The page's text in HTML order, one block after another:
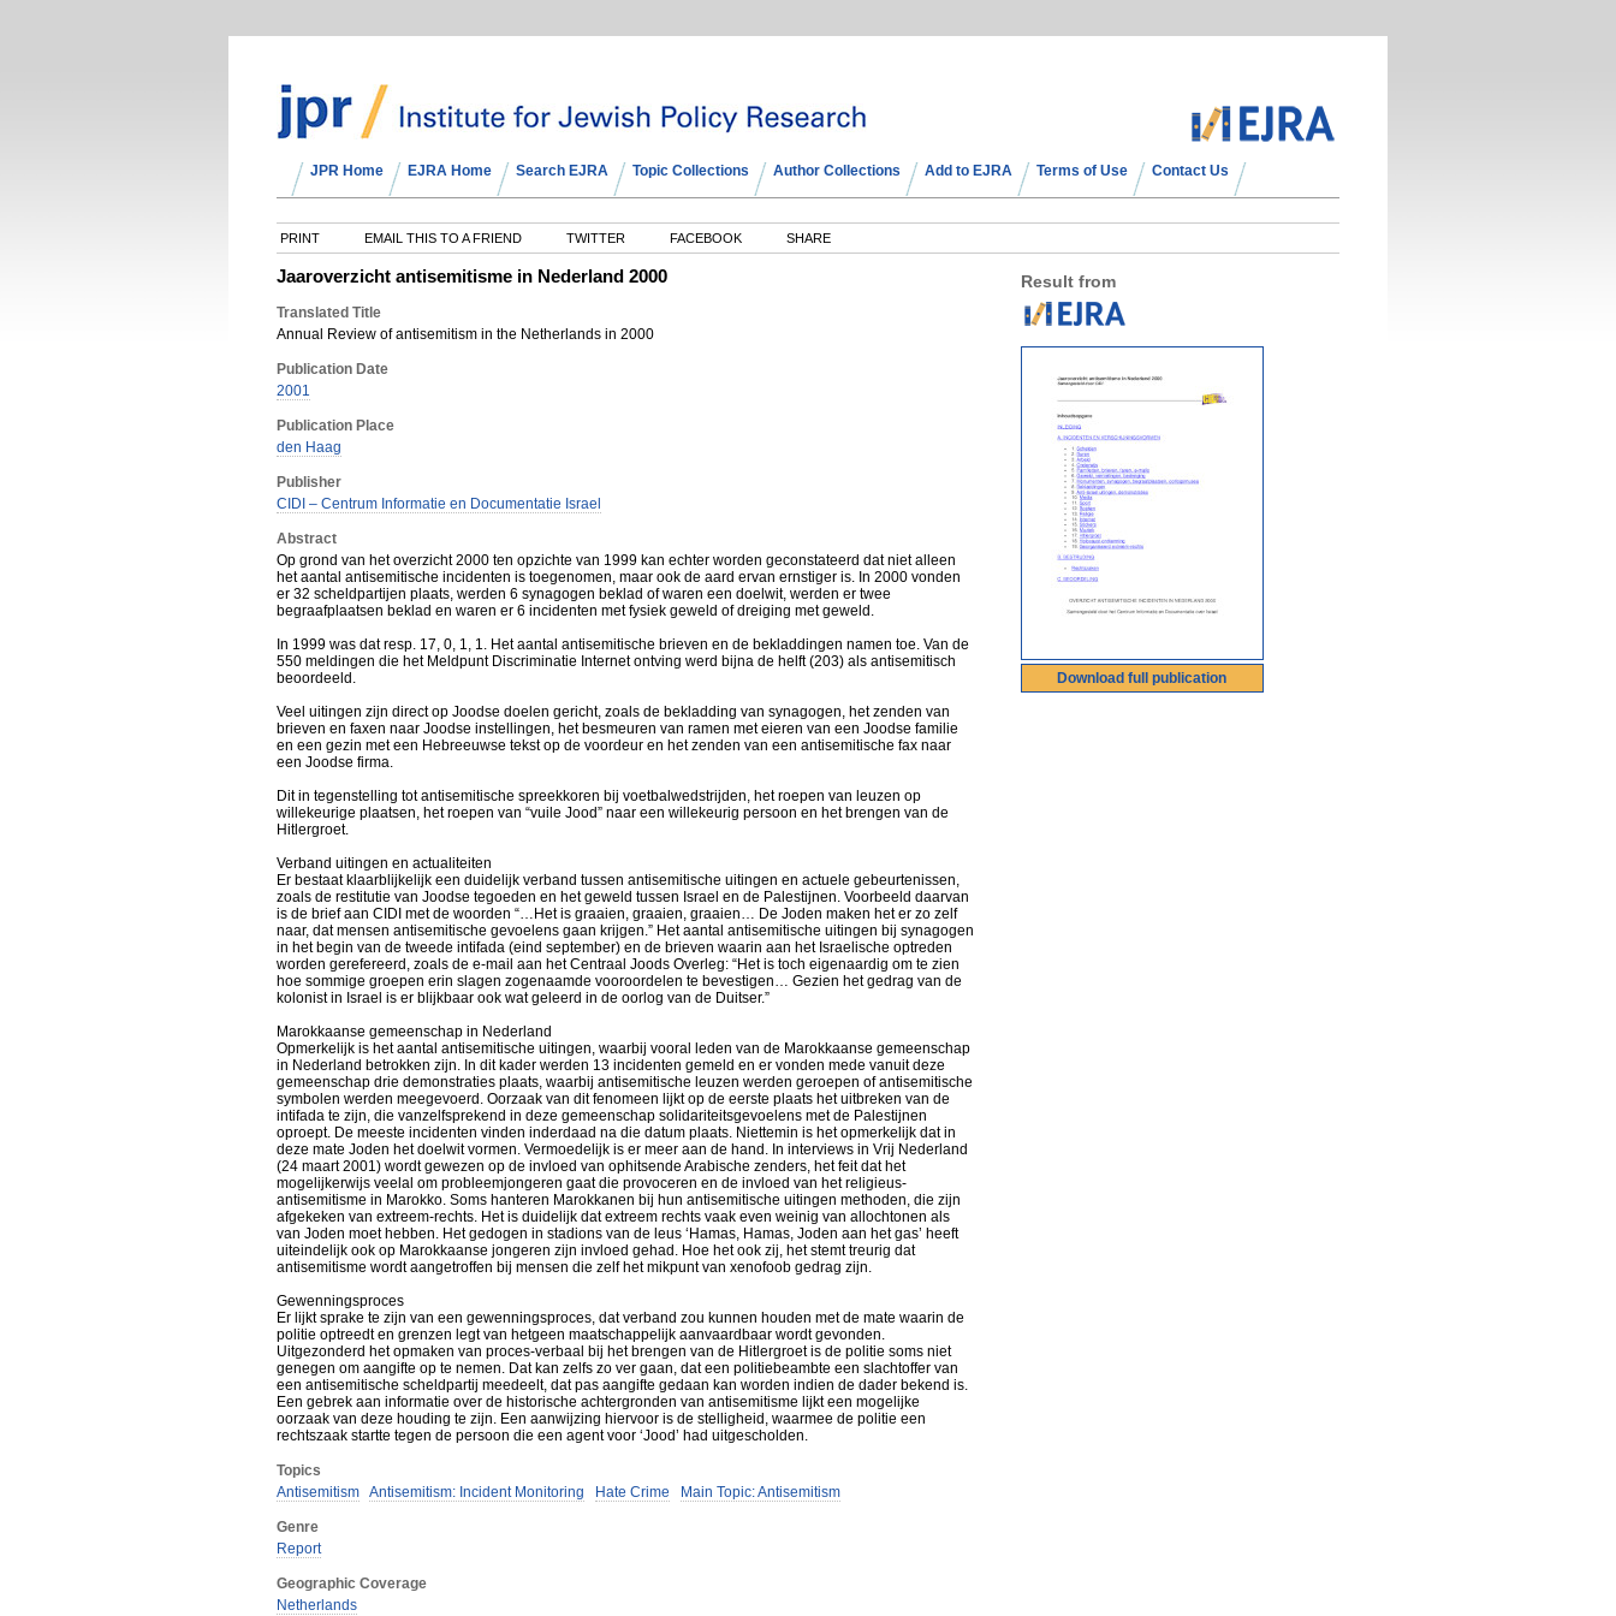
JPR Home EJRA Home Search EJRA Topic Collections Author Collections Add to EJRA Terms of Use Contact Us
PRINT EMAIL THIS TO A FRIEND TWITTER FACEBOOK SHARE
Jaaroverzicht antisemitisme in Nederland 2000
Translated Title
Annual Review of antisemitism in the Netherlands in 2000
Publication Date
2001
Publication Place
den Haag
Publisher
CIDI – Centrum Informatie en Documentatie Israel
Abstract
Op grond van het overzicht 2000 ten opzichte van 1999 kan echter worden geconstateerd dat niet alleen
het aantal antisemitische incidenten is toegenomen, maar ook de aard ervan ernstiger is. In 2000 vonden
er 32 scheldpartijen plaats, werden 6 synagogen beklad of waren een doelwit, werden er twee
begraafplaatsen beklad en waren er 6 incidenten met fysiek geweld of dreiging met geweld.
In 1999 was dat resp. 17, 0, 1, 1. Het aantal antisemitische brieven en de bekladdingen namen toe. Van de
550 meldingen die het Meldpunt Discriminatie Internet ontving werd bijna de helft (203) als antisemitisch
beoordeeld.
Veel uitingen zijn direct op Joodse doelen gericht, zoals de bekladding van synagogen, het zenden van
brieven en faxen naar Joodse instellingen, het besmeuren van ramen met eieren van een Joodse familie
en een gezin met een Hebreeuwse tekst op de voordeur en het zenden van een antisemitische fax naar
een Joodse firma.
Dit in tegenstelling tot antisemitische spreekkoren bij voetbalwedstrijden, het roepen van leuzen op
willekeurige plaatsen, het roepen van “vuile Jood” naar een willekeurig persoon en het brengen van de
Hitlergroet.
Verband uitingen en actualiteiten
Er bestaat klaarblijkelijk een duidelijk verband tussen antisemitische uitingen en actuele gebeurtenissen,
zoals de restitutie van Joodse tegoeden en het geweld tussen Israel en de Palestijnen. Voorbeeld daarvan
is de brief aan CIDI met de woorden “…Het is graaien, graaien, graaien… De Joden maken het er zo zelf
naar, dat mensen antisemitische gevoelens gaan krijgen.” Het aantal antisemitische uitingen bij synagogen
in het begin van de tweede intifada (eind september) en de brieven waarin aan het Israelische optreden
worden gerefereerd, zoals de e-mail aan het Centraal Joods Overleg: “Het is toch eigenaardig om te zien
hoe sommige groepen erin slagen zogenaamde vooroordelen te bevestigen… Gezien het gedrag van de
kolonist in Israel is er blijkbaar ook wat geleerd in de oorlog van de Duitser.”
Marokkaanse gemeenschap in Nederland
Opmerkelijk is het aantal antisemitische uitingen, waarbij vooral leden van de Marokkaanse gemeenschap
in Nederland betrokken zijn. In dit kader werden 13 incidenten gemeld en er vonden mede vanuit deze
gemeenschap drie demonstraties plaats, waarbij antisemitische leuzen werden geroepen of antisemitische
symbolen werden meegevoerd. Oorzaak van dit fenomeen lijkt op de eerste plaats het uitbreken van de
intifada te zijn, die vanzelfsprekend in deze gemeenschap solidariteitsgevoelens met de Palestijnen
oproept. De meeste incidenten vinden inderdaad na die datum plaats. Niettemin is het opmerkelijk dat in
deze mate Joden het doelwit vormen. Vermoedelijk is er meer aan de hand. In interviews in Vrij Nederland
(24 maart 2001) wordt gewezen op de invloed van ophitsende Arabische zenders, het feit dat het
mogelijkerwijs veelal om probleemjongeren gaat die provoceren en de invloed van het religieus-
antisemitisme in Marokko. Soms hanteren Marokkanen bij hun antisemitische uitingen methoden, die zijn
afgekeken van extreem-rechts. Het is duidelijk dat extreem rechts vaak even weinig van allochtonen als
van Joden moet hebben. Het gedogen in stadions van de leus ‘Hamas, Hamas, Joden aan het gas’ heeft
uiteindelijk ook op Marokkaanse jongeren zijn invloed gehad. Hoe het ook zij, het stemt treurig dat
antisemitisme wordt aangetroffen bij mensen die zelf het mikpunt van xenofoob gedrag zijn.
Gewenningsproces
Er lijkt sprake te zijn van een gewenningsproces, dat verband zou kunnen houden met de mate waarin de
politie optreedt en grenzen legt van hetgeen maatschappelijk aanvaardbaar wordt gevonden.
Uitgezonderd het opmaken van proces-verbaal bij het brengen van de Hitlergroet is de politie soms niet
genegen om aangifte op te nemen. Dat kan zelfs zo ver gaan, dat een politiebeambte een slachtoffer van
een antisemitische scheldpartij meedeelt, dat pas aangifte gedaan kan worden indien de dader bekend is.
Een gebrek aan informatie over de historische achtergronden van antisemitisme lijkt een mogelijke
oorzaak van deze houding te zijn. Een aanwijzing hiervoor is de stelligheid, waarmee de politie een
rechtszaak startte tegen de persoon die een agent voor ‘Jood’ had uitgescholden.
Topics
Antisemitism Antisemitism: Incident Monitoring Hate Crime Main Topic: Antisemitism
Genre
Report
Geographic Coverage
Netherlands
Result from
Download full publication